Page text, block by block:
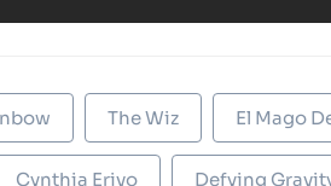
The Wiz El Mago
Cynthia Erivo Defying